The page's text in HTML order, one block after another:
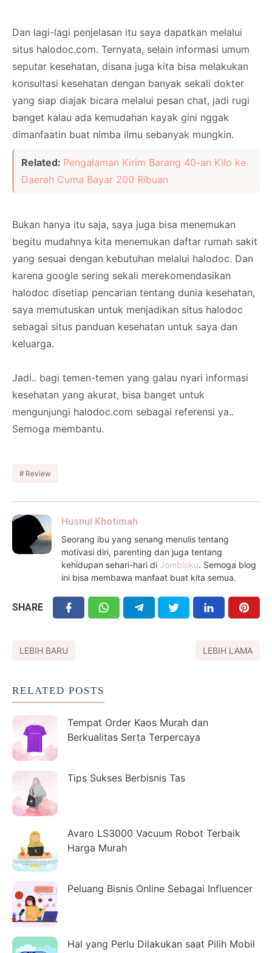
Dan lagi-lagi penjelasan itu saya dapatkan melalui
situs halodoc.com. Ternyata, selain informasi umum
seputar kesehatan, disana juga kita bisa melakukan
konsultasi kesehatan dengan banyak sekali dokter
yang siap diajak bicara melalui pesan chat, jadi rugi
banget kalau ada kemudahan kayak gini nggak
dimanfaatin buat nimba ilmu sebanyak mungkin.
Related: Pengalaman Kirim Barang 40-an Kilo ke
Daerah Cuma Bayar 200 Ribuan
Bukan hanya itu saja, saya juga bisa menemukan
begitu mudahnya kita menemukan daftar rumah sakit
yang sesuai dengan kebutuhan melalui halodoc. Dan
karena google sering sekali merekomendasikan
halodoc disetiap pencarian tentang dunia kesehatan,
saya memutuskan untuk menjadikan situs halodoc
sebagai situs panduan kesehatan untuk saya dan
keluarga.
Jadi.. bagi temen-temen yang galau nyari informasi
kesehatan yang akurat, bisa banget untuk
mengunjungi halodoc.com sebagai referensi ya..
Semoga membantu.
Review
Husnul Khotimah
Seorang ibu yang senang menulis tentang
motivasi diri, parenting dan juga tentang
kehidupan sehari-hari di Jombloku. Semoga blog
ini bisa membawa manfaat buat kita semua.
SHARE
LEBIH BARU LEBIH LAMA
RELATED POSTS
Tempat Order Kaos Murah dan
Berkualitas Serta Terpercaya
Tips Sukses Berbisnis Tas
Avaro LS3000 Vacuum Robot Terbaik
Harga Murah
Peluang Bisnis Online Sebagai Influencer
Hal yang Perlu Dilakukan saat Pilih Mobil